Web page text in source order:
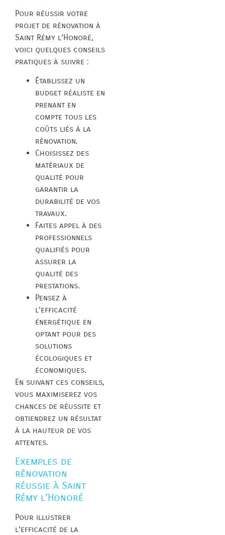
Pour réussir votre
projet de rénovation à
Saint Rémy l’Honoré,
voici quelques conseils
pratiques à suivre :
Établissez un
budget réaliste en
prenant en
compte tous les
coûts liés à la
rénovation.
Choisissez des
matériaux de
qualité pour
garantir la
durabilité de vos
travaux.
Faites appel à des
professionnels
qualifiés pour
assurer la
qualité des
prestations.
Pensez à
l’efficacité
énergétique en
optant pour des
solutions
écologiques et
économiques.
En suivant ces conseils,
vous maximiserez vos
chances de réussite et
obtiendrez un résultat
à la hauteur de vos
attentes.
Exemples de
rénovation
réussie à Saint
Rémy l’Honoré
Pour illustrer
l’efficacité de la